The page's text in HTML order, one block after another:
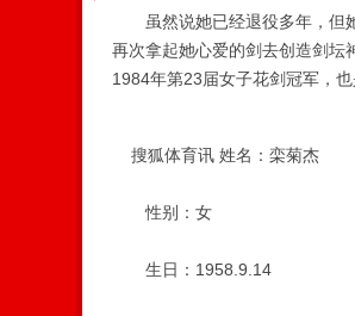
虽然说她已经退役多年，但她
再次拿起她心爱的剑去创造剑坛
1984年第23届女子花剑冠军，
搜狐体育讯 姓名：栾菊杰
性别：女
生日：1958.9.14